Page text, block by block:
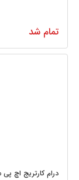
تمام شد
درام کارتریج اچ پی